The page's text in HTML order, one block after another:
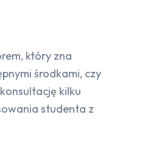
który zna
środkami, czy
kilku
studenta z